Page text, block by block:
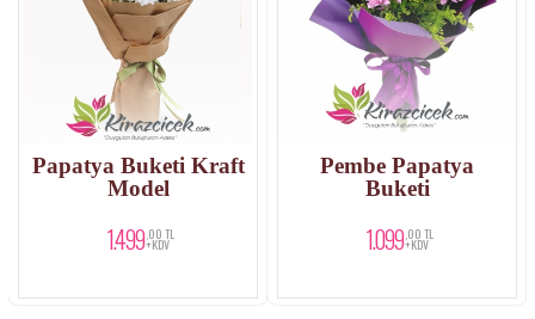
Papatya Buketi Kraft
Model
1.499 ,00 TL
+KDV
Pembe Papatya
Buketi
1.099 ,00 TL
+KDV